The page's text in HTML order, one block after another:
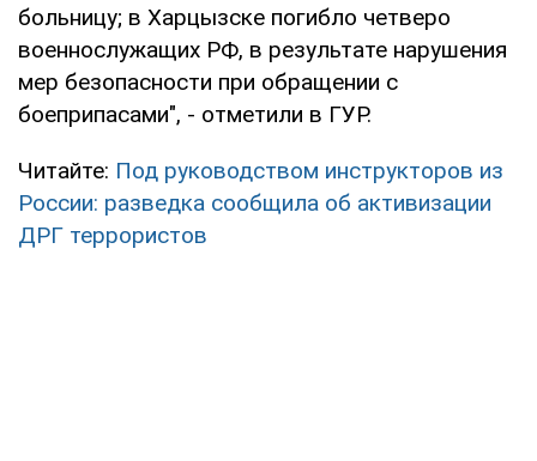
больницу; в Харцызске погибло четверо
военнослужащих РФ, в результате нарушения
мер безопасности при обращении с
боеприпасами", - отметили в ГУР.
Читайте: Под руководством инструкторов из
России: разведка сообщила об активизации
ДРГ террористов